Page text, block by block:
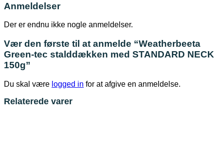
Anmeldelser
Der er endnu ikke nogle anmeldelser.
Vær den første til at anmelde “Weatherbeeta
Green-tec stalddækken med STANDARD NECK
150g”
Du skal være logged in for at afgive en anmeldelse.
Relaterede varer